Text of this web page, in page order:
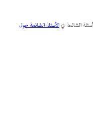
الأسئلة الشائعة حول